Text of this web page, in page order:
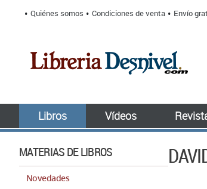
Quiénes somos Condiciones de venta Envío
Libros Vídeos
MATERIAS DE LIBROS
Novedades